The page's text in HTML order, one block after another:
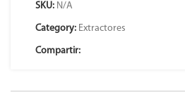
SKU: N/A
Category: Extractores
Compartir: